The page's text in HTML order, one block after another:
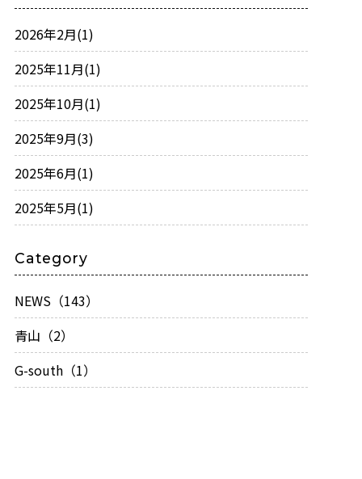
2026年2月(1)
2025年11月(1)
2025年10月(1)
2025年9月(3)
2025年6月(1)
2025年5月(1)
Category
NEWS（143）
青山（2）
G-south（1）